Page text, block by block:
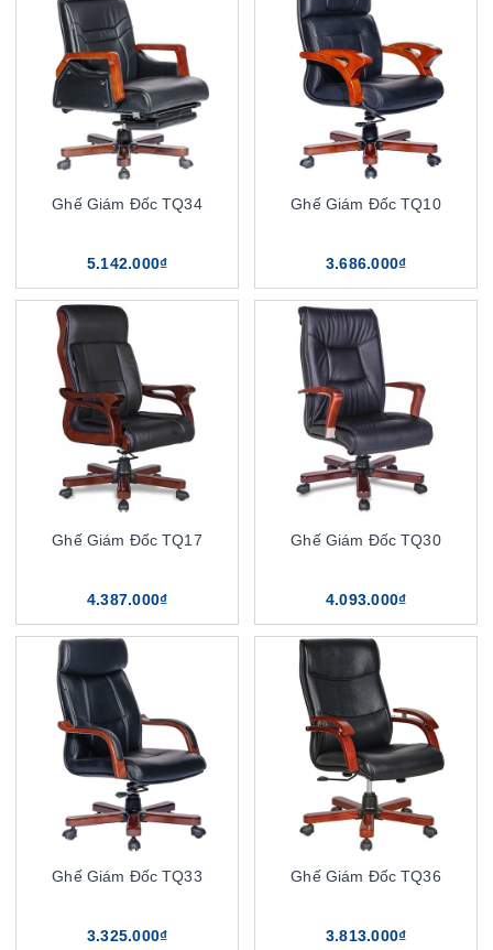
Ghế Giám Đốc TQ34
5.142.000₫
Ghế Giám Đốc TQ10
3.686.000₫
Ghế Giám Đốc TQ17
4.387.000₫
Ghế Giám Đốc TQ30
4.093.000₫
Ghế Giám Đốc TQ33
3.325.000₫
Ghế Giám Đốc TQ36
3.813.000₫